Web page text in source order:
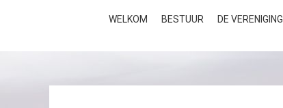
WELKOM BESTUUR DE VERENIGING